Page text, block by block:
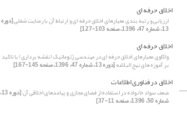
اخلاق حرفه ای
ارزیابی و رتبه بندی معیارهای اخلاق حرفه ای و ارتباط آن با رضایت شغلی[دوره
13، شماره 47، 1396، صفحه 103-127]
اخلاق حرفه ای
واکاوی معیارهای اخلاق حرفه ای در مهندسی ژئوماتیک (نقشه برداری) با تاکید
بر آموزه های نهج البلاغه[دوره 13، شماره 47، 1396، صفحه 145-167]
اخلاق در فناوری اطلاعات
ضعف سواد خانواده در استفاده از فضای مجازی و پیامدهای اخلاقی آن [دوره 13،
شماره 50، 1396، صفحه 11-37]